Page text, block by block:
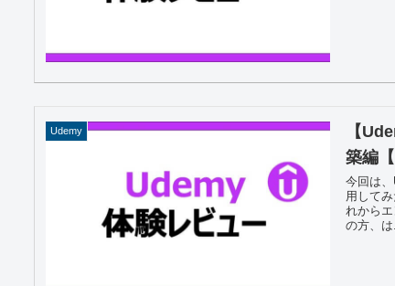
Udemy
【
築編
今回は
用して
れから
の方、は